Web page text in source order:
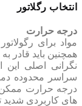
انتخاب رگلاتور
درجه حرارت
مواد برای
همچنین باید قادر
نگرانی اصلی این
سراسر محدوده
درجه حرارت ممکن
های کاربردی شدید